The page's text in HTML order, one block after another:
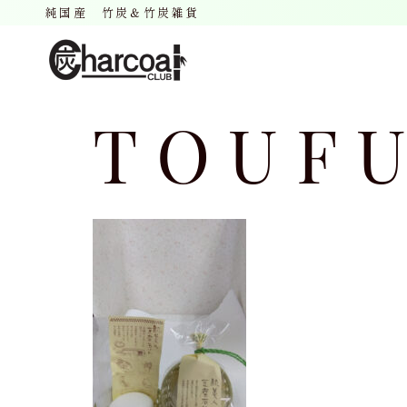
純国産 竹炭＆竹炭雑貨